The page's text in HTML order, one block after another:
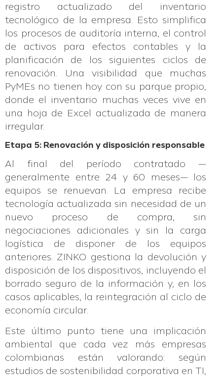
registro actualizado del inventario
tecnológico de la empresa. Esto simplifica
los procesos de auditoría interna, el control
de activos para efectos contables y la
planificación de los siguientes ciclos de
renovación. Una visibilidad que muchas
PyMEs no tienen hoy con su parque propio,
donde el inventario muchas veces vive en
una hoja de Excel actualizada de manera
irregular.
Etapa 5: Renovación y disposición responsable
Al final del período contratado —
generalmente entre 24 y 60 meses— los
equipos se renuevan. La empresa recibe
tecnología actualizada sin necesidad de un
nuevo proceso de compra, sin
negociaciones adicionales y sin la carga
logística de disponer de los equipos
anteriores. ZINKO gestiona la devolución y
disposición de los dispositivos, incluyendo el
borrado seguro de la información y, en los
casos aplicables, la reintegración al ciclo de
economía circular.
Este último punto tiene una implicación
ambiental que cada vez más empresas
colombianas están valorando: según
estudios de sostenibilidad corporativa en TI,